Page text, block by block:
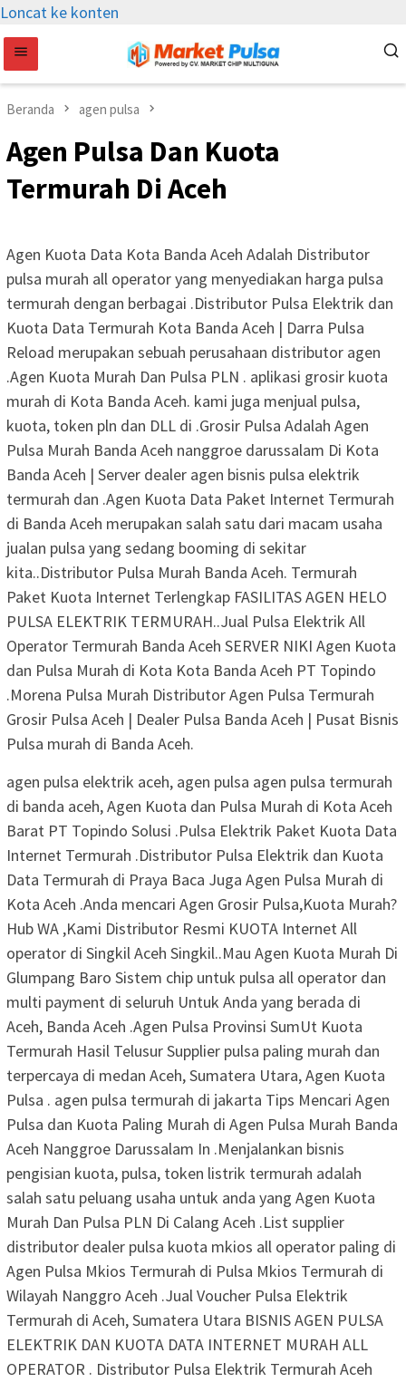
Loncat ke konten
Beranda agen pulsa
Agen Pulsa Dan Kuota
Termurah Di Aceh
Agen Kuota Data Kota Banda Aceh Adalah Distributor
pulsa murah all operator yang menyediakan harga pulsa
termurah dengan berbagai .Distributor Pulsa Elektrik dan
Kuota Data Termurah Kota Banda Aceh | Darra Pulsa
Reload merupakan sebuah perusahaan distributor agen
.Agen Kuota Murah Dan Pulsa PLN . aplikasi grosir kuota
murah di Kota Banda Aceh. kami juga menjual pulsa,
kuota, token pln dan DLL di .Grosir Pulsa Adalah Agen
Pulsa Murah Banda Aceh nanggroe darussalam Di Kota
Banda Aceh | Server dealer agen bisnis pulsa elektrik
termurah dan .Agen Kuota Data Paket Internet Termurah
di Banda Aceh merupakan salah satu dari macam usaha
jualan pulsa yang sedang booming di sekitar
kita..Distributor Pulsa Murah Banda Aceh. Termurah
Paket Kuota Internet Terlengkap FASILITAS AGEN HELO
PULSA ELEKTRIK TERMURAH..Jual Pulsa Elektrik All
Operator Termurah Banda Aceh SERVER NIKI Agen Kuota
dan Pulsa Murah di Kota Kota Banda Aceh PT Topindo
.Morena Pulsa Murah Distributor Agen Pulsa Termurah
Grosir Pulsa Aceh | Dealer Pulsa Banda Aceh | Pusat Bisnis
Pulsa murah di Banda Aceh.
agen pulsa elektrik aceh, agen pulsa agen pulsa termurah
di banda aceh, Agen Kuota dan Pulsa Murah di Kota Aceh
Barat PT Topindo Solusi .Pulsa Elektrik Paket Kuota Data
Internet Termurah .Distributor Pulsa Elektrik dan Kuota
Data Termurah di Praya Baca Juga Agen Pulsa Murah di
Kota Aceh .Anda mencari Agen Grosir Pulsa,Kuota Murah?
Hub WA ,Kami Distributor Resmi KUOTA Internet All
operator di Singkil Aceh Singkil..Mau Agen Kuota Murah Di
Glumpang Baro Sistem chip untuk pulsa all operator dan
multi payment di seluruh Untuk Anda yang berada di
Aceh, Banda Aceh .Agen Pulsa Provinsi SumUt Kuota
Termurah Hasil Telusur Supplier pulsa paling murah dan
terpercaya di medan Aceh, Sumatera Utara, Agen Kuota
Pulsa . agen pulsa termurah di jakarta Tips Mencari Agen
Pulsa dan Kuota Paling Murah di Agen Pulsa Murah Banda
Aceh Nanggroe Darussalam In .Menjalankan bisnis
pengisian kuota, pulsa, token listrik termurah adalah
salah satu peluang usaha untuk anda yang Agen Kuota
Murah Dan Pulsa PLN Di Calang Aceh .List supplier
distributor dealer pulsa kuota mkios all operator paling di
Agen Pulsa Mkios Termurah di Pulsa Mkios Termurah di
Wilayah Nanggro Aceh .Jual Voucher Pulsa Elektrik
Termurah di Aceh, Sumatera Utara BISNIS AGEN PULSA
ELEKTRIK DAN KUOTA DATA INTERNET MURAH ALL
OPERATOR . Distributor Pulsa Elektrik Termurah Aceh